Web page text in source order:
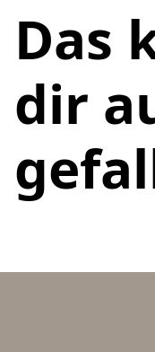
Das
dir